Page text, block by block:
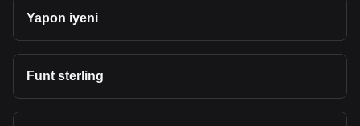
Yapon iyeni
Funt sterling